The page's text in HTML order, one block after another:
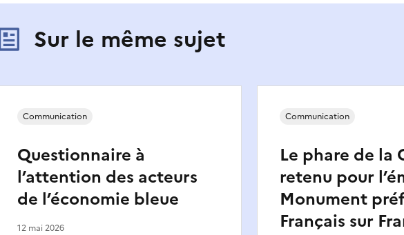
Sur le même sujet
Questionnaire à
l’attention des acteurs
de l’économie bleue
Communication
12 mai 2026
Le phare de la
retenu pour
Monument
Français sur
Communication